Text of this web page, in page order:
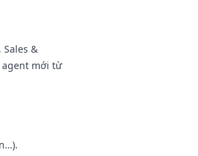
&
agent mới từ